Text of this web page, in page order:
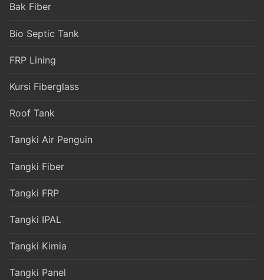
Bak Fiber
Bio Septic Tank
FRP Lining
Kursi Fiberglass
Roof Tank
Tangki Air Penguin
Tangki Fiber
Tangki FRP
Tangki IPAL
Tangki Kimia
Tangki Panel